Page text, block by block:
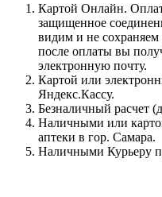
Картой Онлайн.
защищенное
видим и не
после оплаты вы
электронную почту.
Картой или
Яндекс.Кассу.
Безналичный расчет
Наличными или
аптеки в гор. Самара.
Наличными Курьеру